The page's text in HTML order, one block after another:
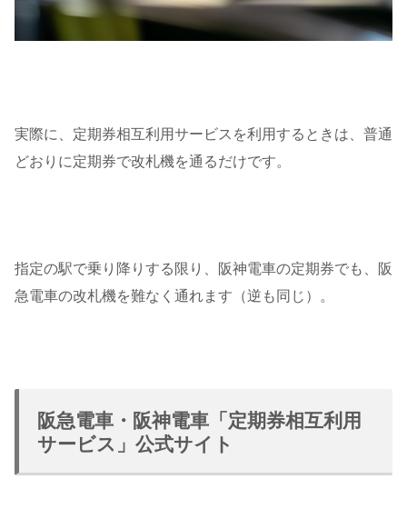
実際に、定期券相互利用サービスを利用するときは、普通
どおりに定期券で改札機を通るだけです。
指定の駅で乗り降りする限り、阪神電車の定期券でも、阪
急電車の改札機を難なく通れます（逆も同じ）。
阪急電車・阪神電車「定期券相互利用
サービス」公式サイト